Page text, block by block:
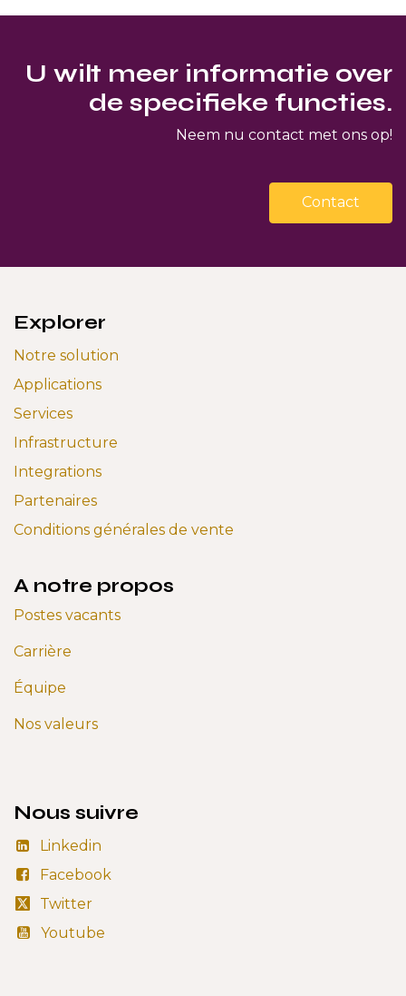
U wilt meer informatie over
de specifieke functies.
Neem nu contact met ons op!
Contact
Explorer
Notre solution
Applications
Services
Infrastructure
Integrations
Partenaires
Conditions générales de vente
A notre propos
Postes vacants
Carrière
Équipe
Nos valeurs
Nous suivre
Linkedin
Facebook
Twitter
Youtube